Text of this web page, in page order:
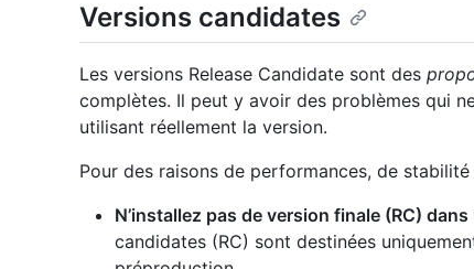
Versions candidates
Les versions Release Candidate sont des
complètes. Il peut y avoir des problèmes qui
utilisant réellement la version.
Pour des raisons de performances, de
N’installez pas de version finale (RC)
candidates (RC) sont destinées